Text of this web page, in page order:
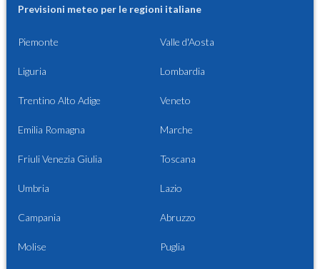
Previsioni meteo per le regioni italiane
Piemonte Valle d'Aosta
Liguria Lombardia
Trentino Alto Adige Veneto
Emilia Romagna Marche
Friuli Venezia Giulia Toscana
Umbria Lazio
Campania Abruzzo
Molise Puglia